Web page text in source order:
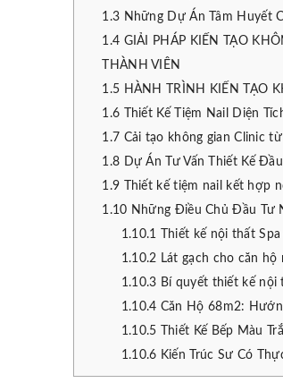
1.3 Những Dự Án Tâm Huyết
1.4 GIẢI PHÁP KIẾN TẠO
THÀNH VIÊN
1.5 HÀNH TRÌNH KIẾN TẠO
1.6 Thiết Kế Tiệm Nail Diện
1.7 Cải tạo không gian Clinic
1.8 Dự Án Tư Vấn Thiết Kế
1.9 Thiết kế tiệm nail kết hợp
1.10 Những Điều Chủ Đầu Tư
1.10.1
Thiết kế nội thất
1.10.2
Lát gạch cho căn
1.10.3 Bí quyết thiết kế nội
1.10.4 Căn Hộ 68m2:
1.10.5 Thiết Kế Bếp Màu
1.10.6 Kiến Trúc Sư Có